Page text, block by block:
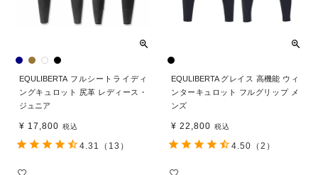
EQULIBERTA フルシートライディ
ングキュロット 尻革 レディース・
ジュニア
¥ 17,800 税込
4.31 （13）
EQULIBERTA グレイス 高機能 ウィ
ンターキュロット フルグリップ メ
ンズ
¥ 22,800 税込
4.50 （2）